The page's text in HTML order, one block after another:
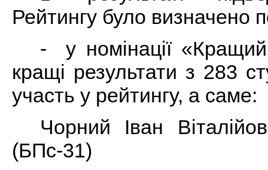
Рейтингу було визначено
- у номінації
кращі результати з 283
участь у рейтингу, а саме:
Чорний Іван
(БПс-31)